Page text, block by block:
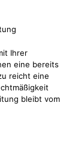
Ihrer
eine bereits
reicht eine
bleibt vom